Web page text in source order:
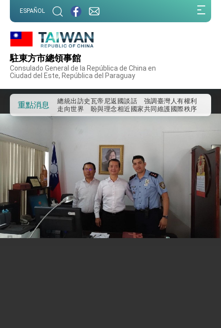
ESPAÑOL
駐東方市總領事館
Consulado General de la República de China en
Ciudad del Este, República del Paraguay
重點消息
我國政府將在美國亞利桑納州設立「駐鳳凰城辦
事處」，進一步深化台美交流合作
第一屆亞太在宅醫療大會開幕 總統盼分享臺灣
經驗為亞太醫療照護發展開創新里程碑
外交部發布WHA文宣影片「台灣醫療點亮世界」
及「台灣智慧醫療與健康產業展」預告短片，向
世界展現台灣守護全球健康的創新能量
總統出訪史瓦帝尼返國談話 強調臺灣人有權利
走向世界 盼與理念相近國家共同維護國際秩序
國家邁出合作第一步
總統農曆春節談話
台美貿易協議完成簽署達成6大目標、創5大歷史
性突破 總統強調將以3大面向加速臺灣經濟轉型
升級 籲請立院全力支持並盡速通過
臺美簽署「對等貿易協定」確立對等關稅15%且不
疊加 我輸美2072項產品豁免對等關稅
總統接受「法新社」（AFP）專訪內容
外交部長林佳龍於《外交事務》撰文指出：自由